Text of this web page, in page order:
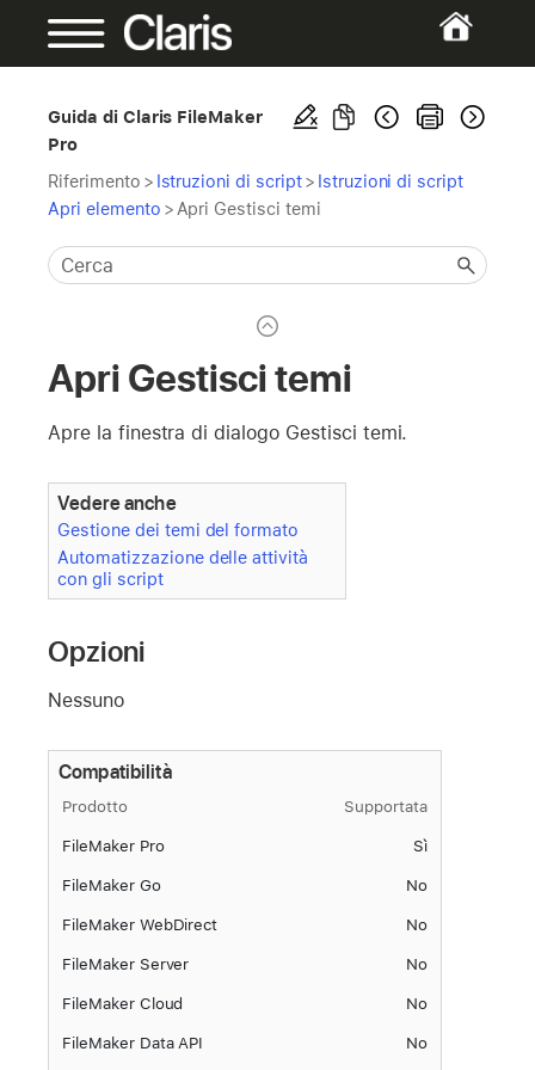
Guida di Claris FileMaker
Pro
Riferimento > Istruzioni di script> Istruzioni di script
Apri elemento > Apri Gestisci temi
Apri Gestisci temi
Apre la finestra di dialogo Gestisci temi.
Vedere anche
Gestione dei temi del formato
Automatizzazione delle attività
con gli script
Opzioni
Nessuno
Compatibilità
Prodotto Supportata
FileMaker Pro Sì
FileMaker Go No
FileMaker WebDirect No
FileMaker Server No
FileMaker Cloud No
FileMaker Data API No